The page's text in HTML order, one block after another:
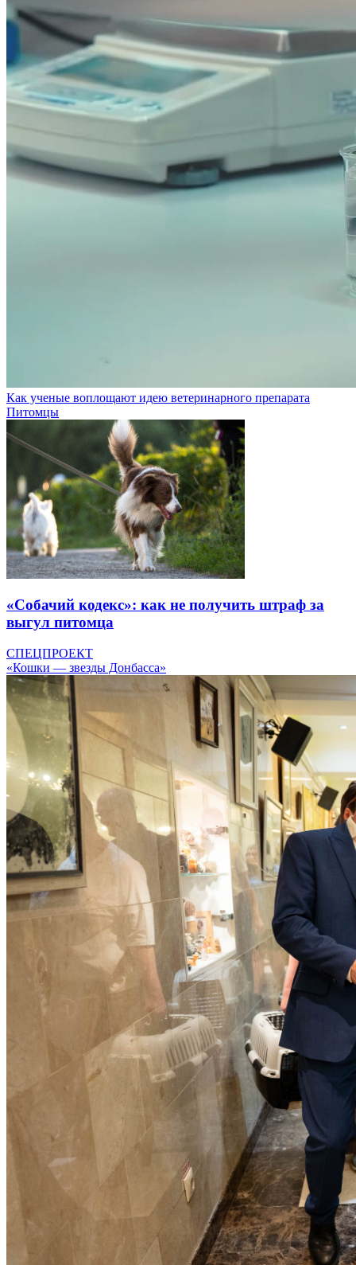
Как ученые воплощают идею ветеринарного препарата
Питомцы
«Собачий кодекс»: как не получить штраф за
выгул питомца
СПЕЦПРОЕКТ
«Кошки — звезды Донбасса»